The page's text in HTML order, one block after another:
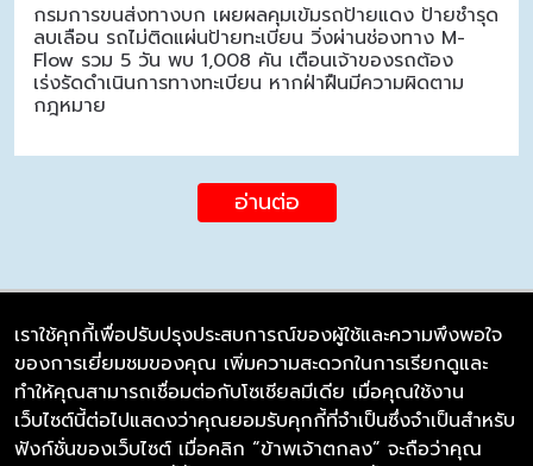
กรมการขนส่งทางบก เผยผลคุมเข้มรถป้ายแดง ป้ายชำรุด
ลบเลือน รถไม่ติดแผ่นป้ายทะเบียน วิ่งผ่านช่องทาง M-
Flow รวม 5 วัน พบ 1,008 คัน เตือนเจ้าของรถต้อง
เร่งรัดดำเนินการทางทะเบียน หากฝ่าฝืนมีความผิดตาม
กฎหมาย
อ่านต่อ
บริษัท ซิมลิงค์ จำกัด
98/226 Bangrakyai-Baanmai Road,
Bangyai, Nonthaburi 11140
เราใช้คุกกี้เพื่อปรับปรุงประสบการณ์ของผู้ใช้และความพึงพอใจ
ของการเยี่ยมชมของคุณ เพิ่มความสะดวกในการเรียกดูและ
ทำให้คุณสามารถเชื่อมต่อกับโซเชียลมีเดีย เมื่อคุณใช้งาน
เว็บไซต์นี้ต่อไปแสดงว่าคุณยอมรับคุกกี้ที่จำเป็นซึ่งจำเป็นสำหรับ
ฟังก์ชั่นของเว็บไซต์ เมื่อคลิก “ข้าพเจ้าตกลง” จะถือว่าคุณ